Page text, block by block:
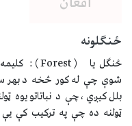
ځنګلونه
شوې چې له کور څخه د بهر
بلل کيږي ، چې د نباتاتو يوه
ټولنه ده چې په ترکيب کې يې